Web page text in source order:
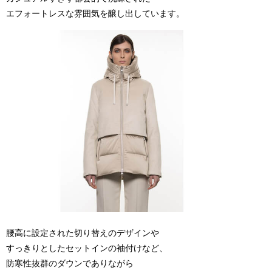
エフォートレスな雰囲気を醸し出しています。
腰高に設定された切り替えのデザインや
すっきりとしたセットインの袖付けなど、
防寒性抜群のダウンでありながら